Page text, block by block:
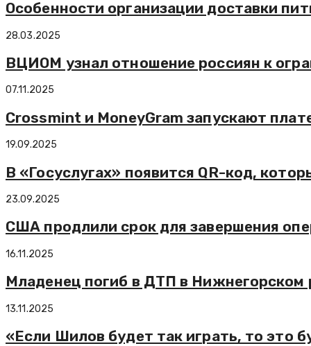
Особенности организации доставки
28.03.2025
ВЦИОМ узнал отношение россиян к
07.11.2025
Crossmint и MoneyGram запускают
19.09.2025
В «Госуслугах» появится QR-код,
23.09.2025
США продлили срок для завершения
16.11.2025
Младенец погиб в ДТП в Нижнегорском
13.11.2025
«Если Шилов будет так играть, то это